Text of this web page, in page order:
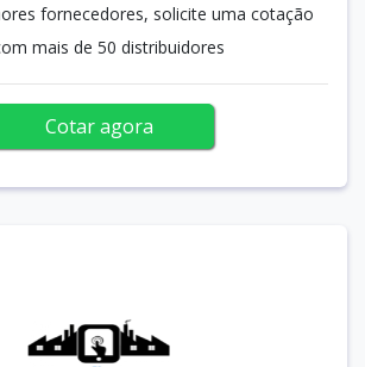
fornecedores, solicite uma cotação
mais de 50 distribuidores
Cotar agora